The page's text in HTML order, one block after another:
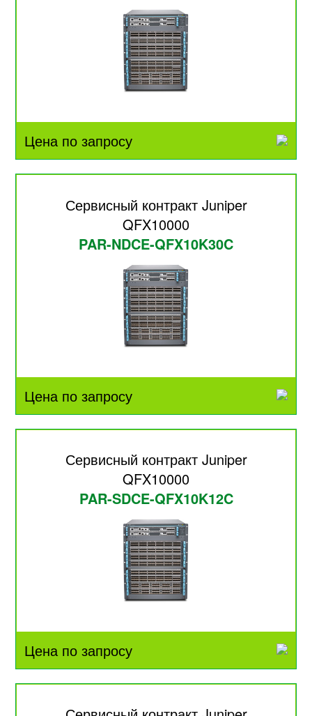
Цена по запросу
Сервисный контракт Juniper
QFX10000
PAR-NDCE-QFX10K30C
Цена по запросу
Сервисный контракт Juniper
QFX10000
PAR-SDCE-QFX10K12C
Цена по запросу